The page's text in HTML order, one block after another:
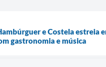
e Costela estreia
gastronomia e música